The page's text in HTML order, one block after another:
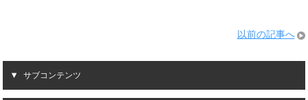
以前の記事へ
サブコンテンツ